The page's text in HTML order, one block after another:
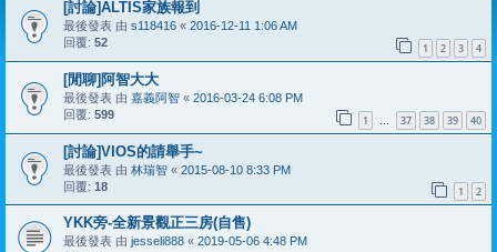
[討論]ALTIS家族報到
最後發表 由 s118416 « 2016-12-11 1:06 AM
回覆: 52 1 2 3 4
[閒聊]阿智大大
最後發表 由 嘉義阿智 « 2016-03-24 6:08 PM
回覆: 599 1 … 37 38 39 40
[討論]VIOS的請舉手~
最後發表 由 林瑞智 « 2015-08-10 8:33 PM
回覆: 18 1 2
YKK旁-全新景觀正三房(自售)
最後發表 由 jesseli888 « 2019-05-06 4:48 PM